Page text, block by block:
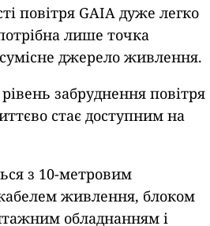
повітря GAIA дуже легко
лише точка
джерело живлення.
забруднення повітря
стає доступним на
з 10-метровим
живлення, блоком
обладнанням і